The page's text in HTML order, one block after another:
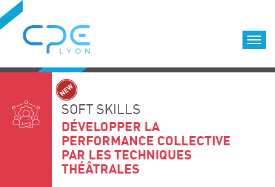
Accueil
Formations qualifiantes
Formations diplômantes
Infos pratiques
Déroulement des formations
SOFT SKILLS
DÉVELOPPER LA
PERFORMANCE COLLECTIVE
PAR LES TECHNIQUES
THÉÂTRALES
Cookies management panel